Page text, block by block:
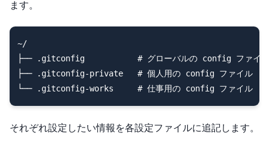
ます。
~/
├── .gitconfig           # グローバルの config ファイル
├── .gitconfig-private   # 個人用の config ファイル
└── .gitconfig-works     # 仕事用の config ファイル
それぞれ設定したい情報を各設定ファイルに追記します。